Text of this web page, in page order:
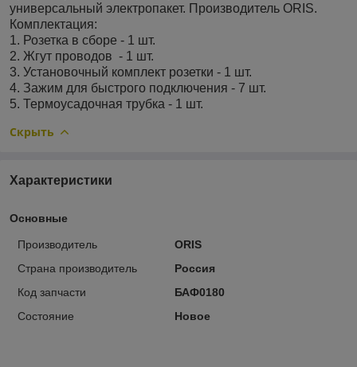
универсальный электропакет. Производитель ORIS.
Комплектация:
1. Розетка в сборе - 1 шт.
2. Жгут проводов - 1 шт.
3. Установочный комплект розетки - 1 шт.
4. Зажим для быстрого подключения - 7 шт.
5. Термоусадочная трубка - 1 шт.
Скрыть
Характеристики
Основные
Производитель
ORIS
Страна производитель
Россия
Код запчасти
БАФ0180
Состояние
Новое